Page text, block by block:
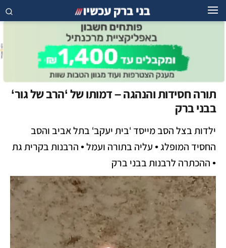
תורה חסידות והנהגה – דמותו של ‘הרב של גור‘
בבני ברק
ילדות בצל הסב מייסד ‘בית יעקב‘ בתל אביב והסב
החסיד המופלג • עליה בתורה ועמל • הרבנות בקרית גת
• ההכתרה לרבנות בבני ברק